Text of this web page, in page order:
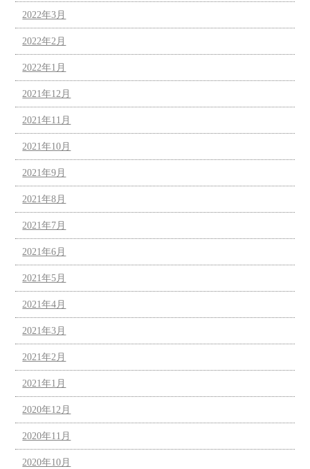
2022年3月
2022年2月
2022年1月
2021年12月
2021年11月
2021年10月
2021年9月
2021年8月
2021年7月
2021年6月
2021年5月
2021年4月
2021年3月
2021年2月
2021年1月
2020年12月
2020年11月
2020年10月